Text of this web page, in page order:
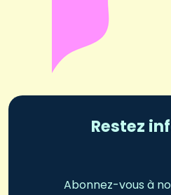
Restez
Abonnez-vous à